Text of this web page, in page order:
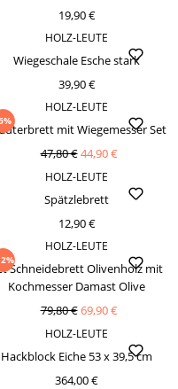
19,90 €
HOLZ-LEUTE
Wiegeschale Esche stark
39,90 €
HOLZ-LEUTE
mit Wiegemesser Set
47,80 €44,90 €
HOLZ-LEUTE
Spätzlebrett
12,90 €
HOLZ-LEUTE
Schneidebrett Olivenholz mit
Kochmesser Damast Olive
79,80 €69,90 €
HOLZ-LEUTE
Hackblock Eiche 53 x 39,5 cm
364,00 €